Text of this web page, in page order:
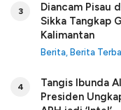
3
Diancam Pisau
Sikka Tangkap
Kalimantan
Berita, Berita
4
Tangis Ibunda
Presiden